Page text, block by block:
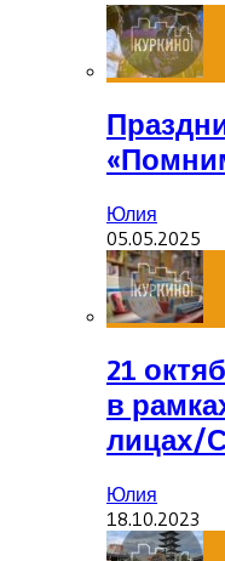
Юлия
05.05.2025
21
в
лицах/
Юлия
18.10.2023